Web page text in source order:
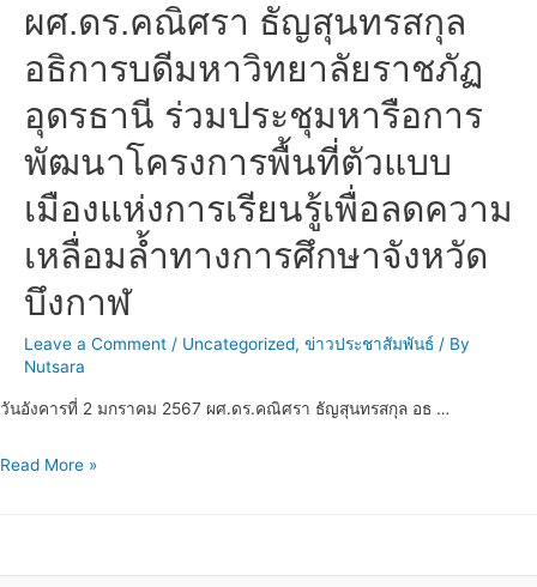
ผศ.ดร.คณิศรา ธัญสุนทรสกุล
อธิการบดีมหาวิทยาลัยราชภัฏ
อุดรธานี ร่วมประชุมหารือการ
พัฒนาโครงการพื้นที่ตัวแบบ
เมืองแห่งการเรียนรู้เพื่อลดความ
เหลื่อมล้ำทางการศึกษาจังหวัด
บึงกาฬ
Leave a Comment / Uncategorized, ข่าวประชาสัมพันธ์ / By
Nutsara
วันอังคารที่ 2 มกราคม 2567 ผศ.ดร.คณิศรา ธัญสุนทรสกุล อธ …
Read More »